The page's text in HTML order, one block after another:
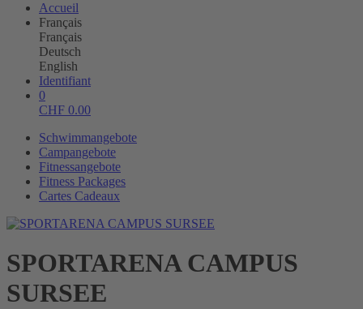
Accueil
Français
Français
Deutsch
English
Identifiant
0
CHF 0.00
Schwimmangebote
Campangebote
Fitnessangebote
Fitness Packages
Cartes Cadeaux
SPORTARENA CAMPUS
SURSEE